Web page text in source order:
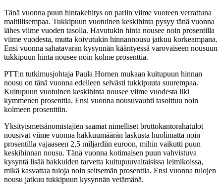
Tänä vuonna puun hintakehitys on pariin viime vuoteen verrattuna
maltillisempaa. Tukkipuun vuotuinen keskihinta pysyy tänä vuonna
lähes viime vuoden tasolla. Havutukin hinta nousee noin prosentilla
viime vuodesta, mutta koivutukin hinnannousu jatkuu korkeampana.
Ensi vuonna sahatavaran kysynnän kääntyessä varovaiseen nousuun
tukkipuun hinta nousee noin kolme prosenttia.
PTT:n tutkimusjohtaja Paula Hornen mukaan kuitupuun hinnan
nousu on tänä vuonna edelleen selvästi tukkipuuta suurempaa.
Kuitupuun vuotuinen keskihinta nousee viime vuodesta liki
kymmenen prosenttia. Ensi vuonna nousuvauhti tasoittuu noin
kolmeen prosenttiin.
Yksityismetsänomistajien saamat nimelliset bruttokantorahatulot
nousivat viime vuonna hakkuumäärän laskusta huolimatta noin
prosentilla vajaaseen 2,5 miljardiin euroon, mihin vaikutti puun
keskihinnan nousu. Tänä vuonna kotimaisen puun vahvistuva
kysyntä lisää hakkuiden tarvetta kuitupuuvaltaisissa leimikoissa,
mikä kasvattaa tuloja noin seitsemän prosenttia. Ensi vuonna tulojen
nousu jatkuu tukkipuun kysynnän vetämänä.